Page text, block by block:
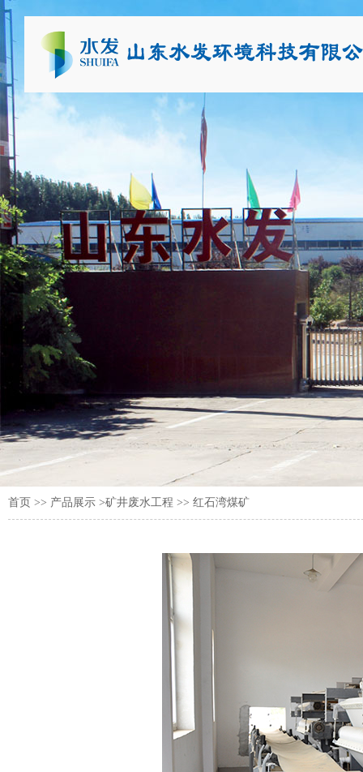
首页 >> 产品展示 >矿井废水工程 >> 红石湾煤矿